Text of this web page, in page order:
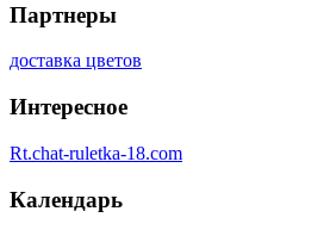
Партнеры
доставка цветов
Интересное
Rt.chat-ruletka-18.com
Календарь